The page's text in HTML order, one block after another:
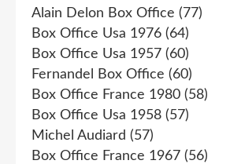
Alain Delon Box Office (77)
Box Office Usa 1976 (64)
Box Office Usa 1957 (60)
Fernandel Box Office (60)
Box Office France 1980 (58)
Box Office Usa 1958 (57)
Michel Audiard (57)
Box Office France 1967 (56)